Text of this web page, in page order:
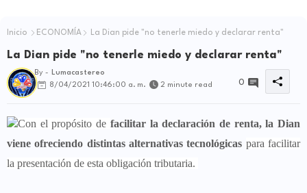
Inicio ECONOMÍA La Dian pide "no tenerle miedo y declarar renta"
La Dian pide "no tenerle miedo y declarar renta"
By -
Lumacastereo
8/04/2021 10:46:00 a. m.
2 minute read 0
Con el propósito de facilitar la declaración de renta, la Dian
viene ofreciendo distintas alternativas tecnológicas para facilitar
la presentación de esta obligación tributaria.